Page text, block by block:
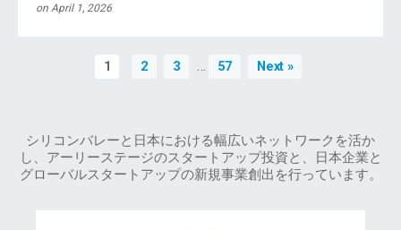
on April 1, 2026
1 2 3 … 57 Next »
シリコンバレーと日本における幅広いネットワークを活か
し、アーリーステージのスタートアップ投資と、日本企業と
グローバルスタートアップの新規事業創出を行っています。